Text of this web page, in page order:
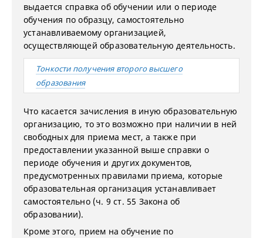
выдается справка об обучении или о периоде
обучения по образцу, самостоятельно
устанавливаемому организацией,
осуществляющей образовательную деятельность.
Тонкости получения второго высшего
образования
Что касается зачисления в иную образовательную
организацию, то это возможно при наличии в ней
свободных для приема мест, а также при
предоставлении указанной выше справки о
периоде обучения и других документов,
предусмотренных правилами приема, которые
образовательная организация устанавливает
самостоятельно (ч. 9 ст. 55 Закона об
образовании).
Кроме этого, прием на обучение по